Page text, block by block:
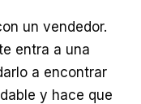
un vendedor.
entra a una
a encontrar
y hace que